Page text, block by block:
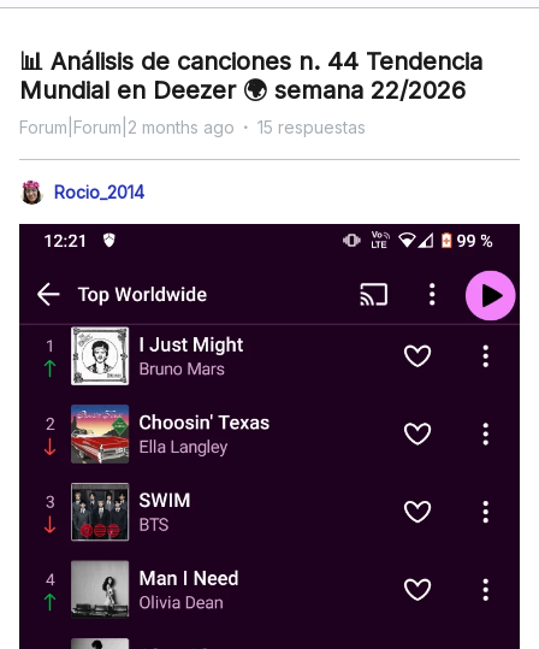
📊 Análisis de canciones n. 44 Tendencia
Mundial en Deezer 🌍 semana 22/2026
Forum|Forum|2 months ago 15 respuestas
Rocio_2014